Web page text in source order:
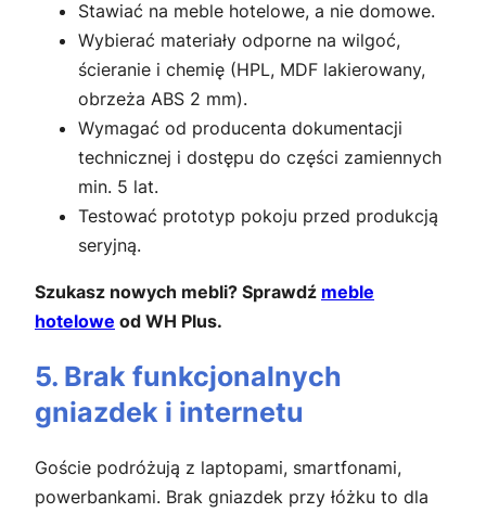
Stawiać na meble hotelowe, a nie domowe.
Wybierać materiały odporne na wilgoć,
ścieranie i chemię (HPL, MDF lakierowany,
obrzeża ABS 2 mm).
Wymagać od producenta dokumentacji
technicznej i dostępu do części zamiennych
min. 5 lat.
Testować prototyp pokoju przed produkcją
seryjną.
Szukasz nowych mebli? Sprawdź meble
hotelowe od WH Plus.
5. Brak funkcjonalnych
gniazdek i internetu
Goście podróżują z laptopami, smartfonami,
powerbankami. Brak gniazdek przy łóżku to dla